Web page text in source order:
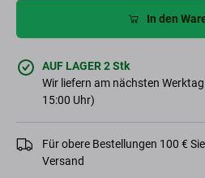
In den
AUF LAGER 2 Stk
Wir liefern am nächsten
15:00 Uhr)
Für obere Bestellungen 100 €
Versand